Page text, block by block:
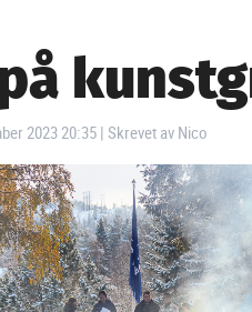
2023 20:35 | Skrevet av Nico